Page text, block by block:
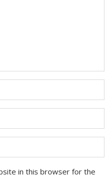
in this browser for the